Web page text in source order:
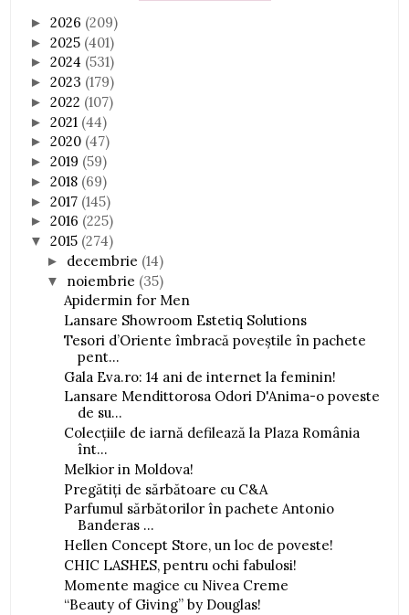
►2026 (209)
►2025 (401)
►2024 (531)
►2023 (179)
►2022 (107)
►2021 (44)
►2020 (47)
►2019 (59)
►2018 (69)
►2017 (145)
►2016 (225)
▼2015 (274)
► decembrie (14)
▼ noiembrie (35)
Apidermin for Men
Lansare Showroom Estetiq Solutions
Tesori d’Oriente îmbracă poveştile în pachete
pent...
Gala Eva.ro: 14 ani de internet la feminin!
Lansare Mendittorosa Odori D'Anima-o poveste
de su...
Colecţiile de iarnă defilează la Plaza România
înt...
Melkior in Moldova!
Pregătiți de sărbătoare cu C&A
Parfumul sărbătorilor în pachete Antonio
Banderas ...
Hellen Concept Store, un loc de poveste!
CHIC LASHES, pentru ochi fabulosi!
Momente magice cu Nivea Creme
“Beauty of Giving” by Douglas!